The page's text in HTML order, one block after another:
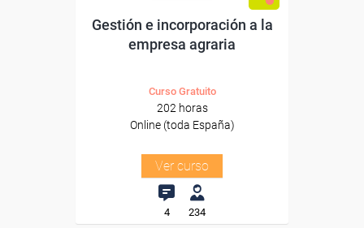
Gestión e incorporación a la
empresa agraria
Curso Gratuito
202 horas
Online (toda España)
Ver curso
4 234